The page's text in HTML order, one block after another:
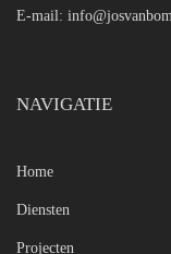
E-mail:
NAVIGATIE
Home
Diensten
Projecten